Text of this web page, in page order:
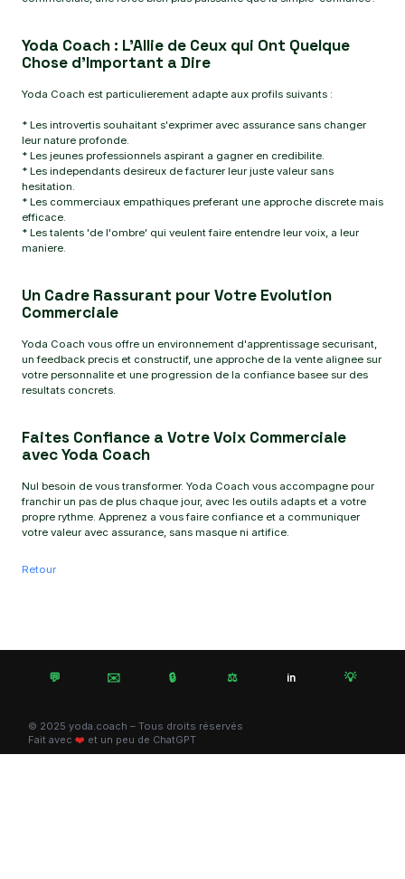
Yoda Coach : L'Allie de Ceux qui Ont Quelque
Chose d'Important a Dire
Yoda Coach est particulierement adapte aux profils suivants :
* Les introvertis souhaitant s'exprimer avec assurance sans changer
leur nature profonde.
* Les jeunes professionnels aspirant a gagner en credibilite.
* Les independants desireux de facturer leur juste valeur sans
hesitation.
* Les commerciaux empathiques preferant une approche discrete mais
efficace.
* Les talents 'de l'ombre' qui veulent faire entendre leur voix, a leur
maniere.
Un Cadre Rassurant pour Votre Evolution
Commerciale
Yoda Coach vous offre un environnement d'apprentissage securisant,
un feedback precis et constructif, une approche de la vente alignee sur
votre personnalite et une progression de la confiance basee sur des
resultats concrets.
Faites Confiance a Votre Voix Commerciale
avec Yoda Coach
Nul besoin de vous transformer. Yoda Coach vous accompagne pour
franchir un pas de plus chaque jour, avec les outils adapts et a votre
propre rythme. Apprenez a vous faire confiance et a communiquer
votre valeur avec assurance, sans masque ni artifice.
Retour
💬 ✉️ 🔒 ⚖️ in 💡
© 2025 yoda.coach – Tous droits réservés
Fait avec ❤️ et un peu de ChatGPT